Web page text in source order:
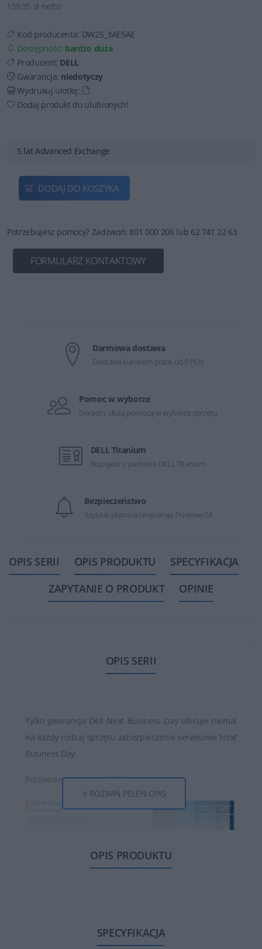
159,35 zł netto
Kod producenta: DW25_3AE5AE
Dostępność: bardzo duża
Producent: DELL
Gwarancja: niedotyczy
Wydrukuj ulotkę:
Dodaj produkt do ulubionych!
5 lat Advanced Exchange
DODAJ DO KOSZYKA
Potrzebujesz pomocy? Zadzwoń: 801 000 206 lub 62 741 22 63
FORMULARZ KONTAKTOWY
Darmowa dostawa
Dostawa kurierem gratis od 0 PLN
Pomoc w wyborze
Doradcy służą pomocą w wyborze sprzętu
DELL Titanium
Kupujesz u partnera DELL Titanium
Bezpieczeństwo
Szybkie płatności wspierają Przelewy24
OPIS SERII OPIS PRODUKTU
SPECYFIKACJA
ZAPYTANIE O PRODUKT
OPINIE
OPIS SERII
Tylko gwarancja Dell Next Business Day oferuje niemal
na każdy rodzaj sprzętu zabezpieczenie serwisowe Next
Business Day.
Porównanie gwarancji DELL:
zakresie instalacji i konfiguracji zakupionych produktów
ROZWIŃ PEŁEN OPIS
OPIS PRODUKTU
SPECYFIKACJA